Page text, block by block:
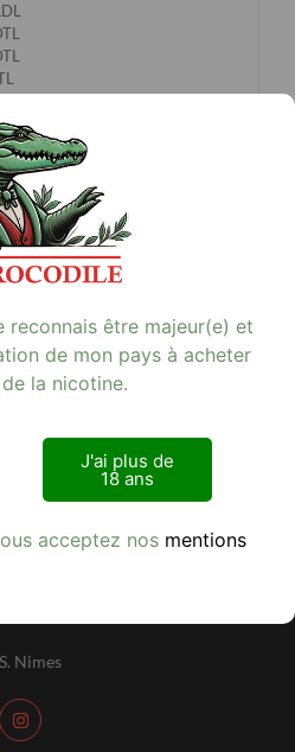
clients
30900 NIMES
Nimes
reconnais être majeur(e) et
de mon pays à acheter
la nicotine.
J'ai plus de
18 ans
acceptez nos mentions